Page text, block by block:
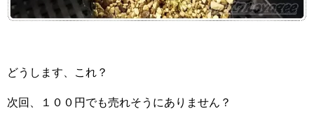
どうします、これ？
次回、１００円でも売れそうにありません？